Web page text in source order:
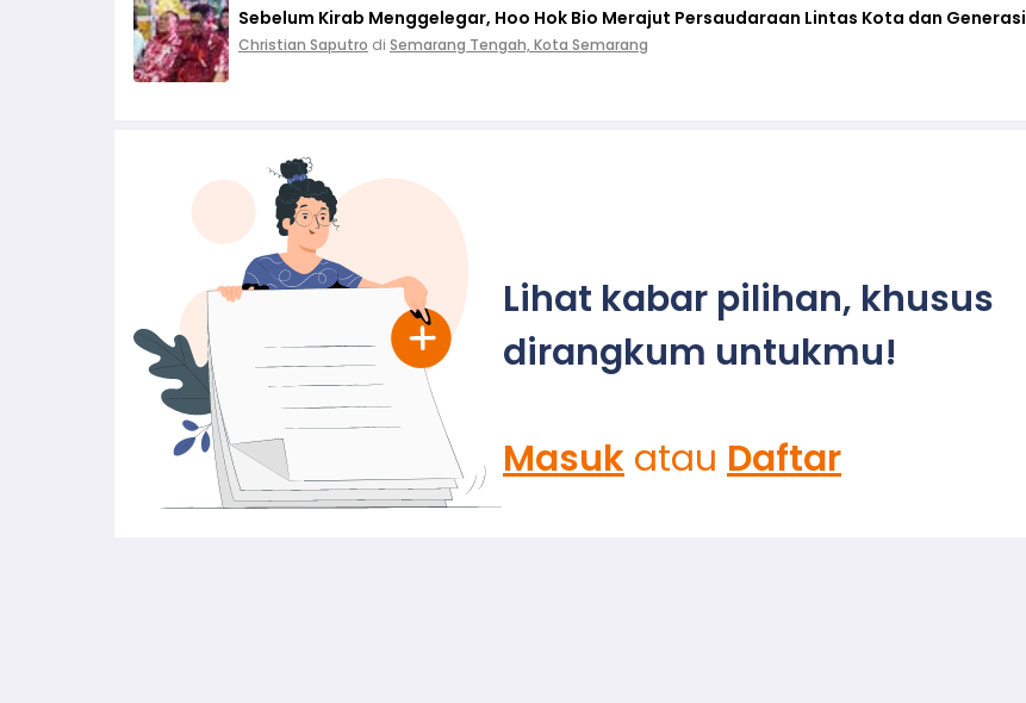
Sebelum Kirab Menggelegar, Hoo Hok Bio Merajut Persaudaraan Lintas Kota dan Generasi
Christian Saputro di Semarang Tengah, Kota Semarang
Lihat kabar pilihan, khusus
dirangkum untukmu!
Masuk atau Daftar